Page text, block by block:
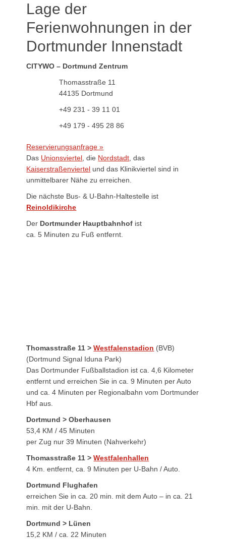
Lage der
Ferienwohnungen in der
Dortmunder Innenstadt
CITYWO – Dortmund Zentrum
Thomasstraße 11
44135 Dortmund
+49 231 - 39 11 01
+49 179 - 495 28 86
Reservierungs­anfrage »
Das Unionsviertel, die Nordstadt, das
Kaiserstraßenviertel und das Klinikviertel sind in
unmittelbarer Nähe zu erreichen.
Die nächste Bus- & U-Bahn-Haltestelle ist
Reinoldikirche
Der Dortmunder Hauptbahnhof ist
ca. 5 Minuten zu Fuß entfernt.
Thomasstraße 11 >Westfalenstadion (BVB)
(Dortmund Signal Iduna Park)
Das Dortmunder Fußballstadion ist ca. 4,6 Kilometer
entfernt und erreichen Sie in ca. 9 Minuten per Auto
und ca. 4 Minuten per Regionalbahn vom Dortmunder
Hbf aus.
Dortmund > Oberhausen
53,4 KM / 45 Minuten
per Zug nur 39 Minuten (Nahverkehr)
Thomasstraße 11 >Westfalenhallen
4 Km. entfernt, ca. 9 Minuten per U-Bahn / Auto.
Dortmund Flughafen
erreichen Sie in ca. 20 min. mit dem Auto – in ca. 21
min. mit der U-Bahn.
Dortmund > Lünen
15,2 KM / ca. 22 Minuten